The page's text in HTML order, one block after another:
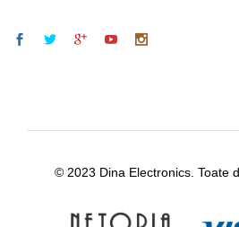
© 2023 Dina Electronics. Toate